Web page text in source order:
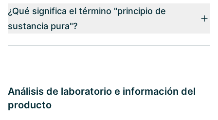
¿Qué significa el término "principio de
sustancia pura"?
Análisis de laboratorio e información del
producto